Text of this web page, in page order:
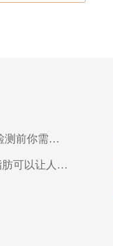
北京家恩德仁医院告诉您 核酸检测前你需要知道的事
望京哪家医院可以吸脂塑形？脂肪可以让人变美吗？